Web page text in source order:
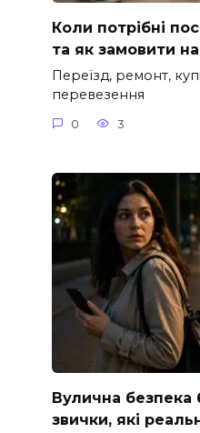
Коли потрібні
та як замовити
Переїзд, ремонт,
перевезення
0 3
Вулична безпека
звички, які